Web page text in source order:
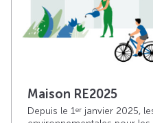
Maison RE2025
Depuis le 1er janvier 2025,